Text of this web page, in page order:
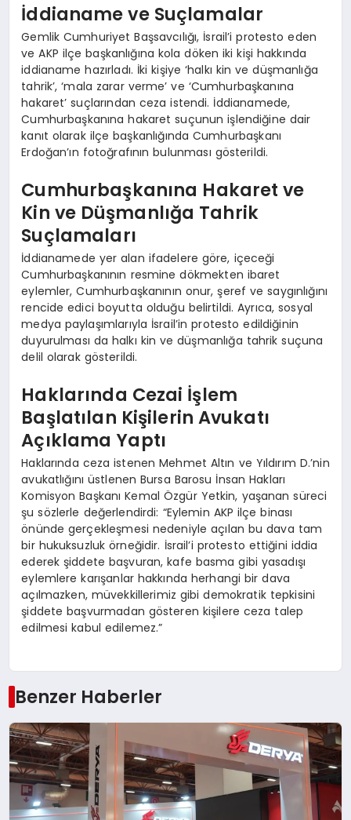
İddianame ve Suçlamalar
Gemlik Cumhuriyet Başsavcılığı, İsrail’i protesto eden
ve AKP ilçe başkanlığına kola döken iki kişi hakkında
iddianame hazırladı. İki kişiye ‘halkı kin ve düşmanlığa
tahrik’, ‘mala zarar verme’ ve ‘Cumhurbaşkanına
hakaret’ suçlarından ceza istendi. İddianamede,
Cumhurbaşkanına hakaret suçunun işlendiğine dair
kanıt olarak ilçe başkanlığında Cumhurbaşkanı
Erdoğan’ın fotoğrafının bulunması gösterildi.
Cumhurbaşkanına Hakaret ve
Kin ve Düşmanlığa Tahrik
Suçlamaları
İddianamede yer alan ifadelere göre, içeceği
Cumhurbaşkanının resmine dökmekten ibaret
eylemler, Cumhurbaşkanının onur, şeref ve saygınlığını
rencide edici boyutta olduğu belirtildi. Ayrıca, sosyal
medya paylaşımlarıyla İsrail’in protesto edildiğinin
duyurulması da halkı kin ve düşmanlığa tahrik suçuna
delil olarak gösterildi.
Haklarında Cezai İşlem
Başlatılan Kişilerin Avukatı
Açıklama Yaptı
Haklarında ceza istenen Mehmet Altın ve Yıldırım D.’nin
avukatlığını üstlenen Bursa Barosu İnsan Hakları
Komisyon Başkanı Kemal Özgür Yetkin, yaşanan süreci
şu sözlerle değerlendirdi: “Eylemin AKP ilçe binası
önünde gerçekleşmesi nedeniyle açılan bu dava tam
bir hukuksuzluk örneğidir. İsrail’i protesto ettiğini iddia
ederek şiddete başvuran, kafe basma gibi yasadışı
eylemlere karışanlar hakkında herhangi bir dava
açılmazken, müvekkillerimiz gibi demokratik tepkisini
şiddete başvurmadan gösteren kişilere ceza talep
edilmesi kabul edilemez.”
Benzer Haberler